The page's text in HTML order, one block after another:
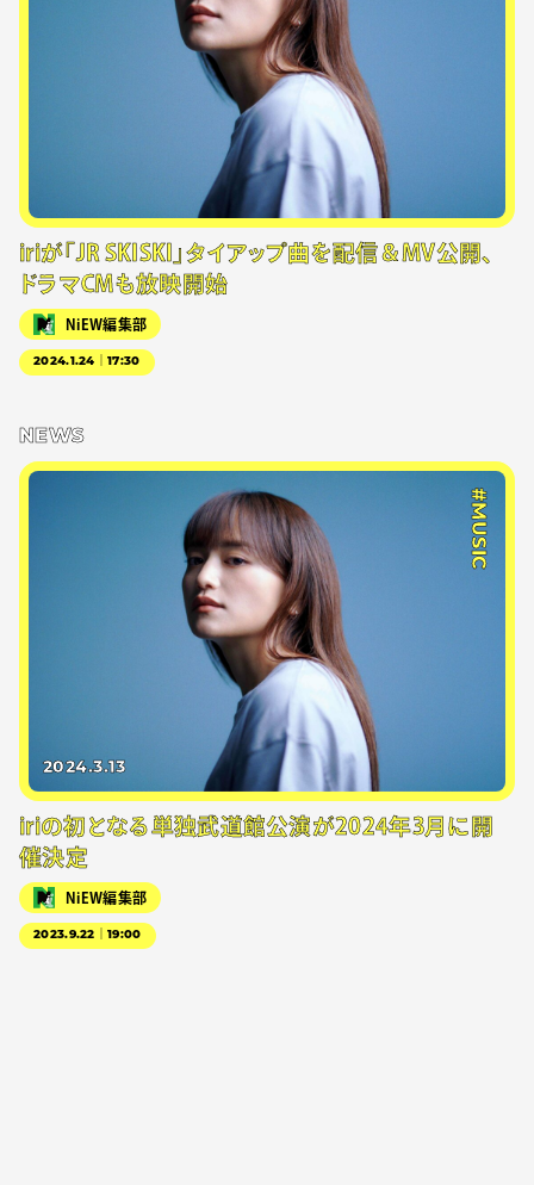
iriが「JR SKISKI」タイアップ曲を配信＆MV公開、
ドラマCMも放映開始
NiEW編集部
2024.1.24｜17:30
NEWS
#MUSIC
2024.3.13
iriの初となる単独武道館公演が2024年3月に開
催決定
NiEW編集部
2023.9.22｜19:00